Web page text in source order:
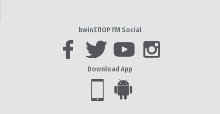
bwinΣΠΟΡ FM Social
Download App